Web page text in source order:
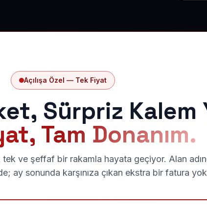
Açılışa Özel — Tek Fiyat
Sürpriz Kalem
Tam Donanım.
tek ve şeffaf bir rakamla hayata geçiyor. Alan
ay sonunda karşınıza çıkan ekstra bir fatura